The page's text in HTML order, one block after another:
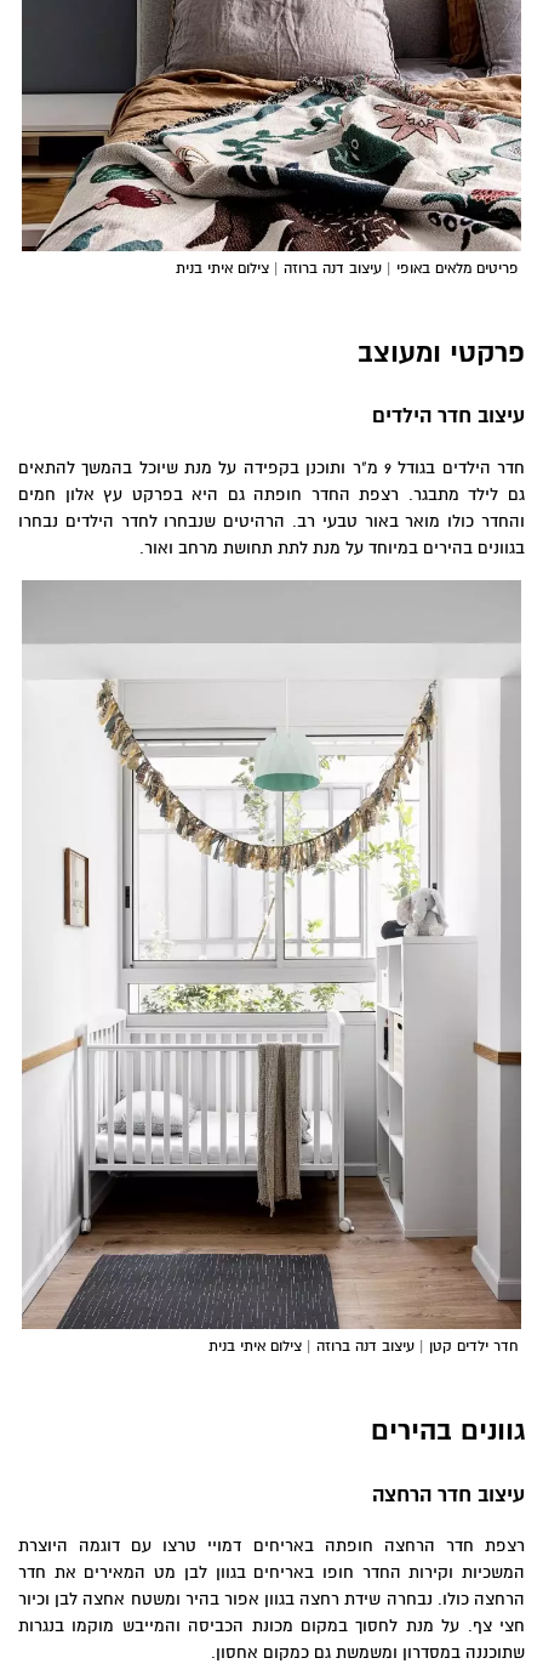
פריטים מלאים באופי | עיצוב דנה ברוזה | צילום איתי בנית
פרקטי ומעוצב
עיצוב חדר הילדים
חדר הילדים בגודל 9 מ"ר ותוכנן בקפידה על מנת שיוכל בהמשך להתאים
גם לילד מתבגר. רצפת החדר חופתה גם היא בפרקט עץ אלון חמים
והחדר כולו מואר באור טבעי רב. הרהיטים שנבחרו לחדר הילדים נבחרו
בגוונים בהירים במיוחד על מנת לתת תחושת מרחב ואור.
חדר ילדים קטן | עיצוב דנה ברוזה | צילום איתי בנית
גוונים בהירים
עיצוב חדר הרחצה
רצפת חדר הרחצה חופתה באריחים דמויי טרצו עם דוגמה היוצרת
המשכיות וקירות החדר חופו באריחים בגוון לבן מט המאירים את חדר
הרחצה כולו. נבחרה שידת רחצה בגוון אפור בהיר ומשטח אחצה לבן וכיור
חצי צף. על מנת לחסוך במקום מכונת הכביסה והמייבש מוקמו בנגרות
שתוכננה במסדרון ומשמשת גם כמקום אחסון.